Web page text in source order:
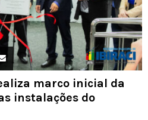
marco inicial da
instalações do